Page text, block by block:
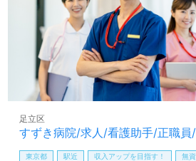
LINE、メール、お電話などご希望に
相談可能です。転職相談、求人紹介
料サービスをご利用いただけます。
あり！＞"転職支援"のプロと一緒に
せお待ちしております。
すずき病院/求人/看護助手/正職
足立区
東京都 駅近 収入アップを目指す！ 無